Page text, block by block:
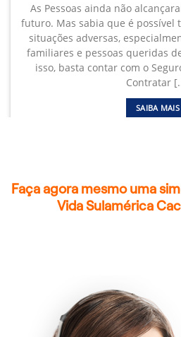
As Pessoas ainda não
futuro. Mas sabia que é possível
situações adversas,
familiares e pessoas queridas
isso, basta contar com o
Contratar
SAIBA MAIS
Faça agora mesmo uma
Vida Sulamérica